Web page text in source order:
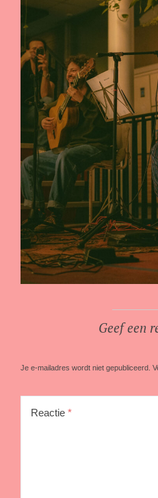
Geef een
Je e-mailadres wordt niet gepubliceerd.
Reactie *